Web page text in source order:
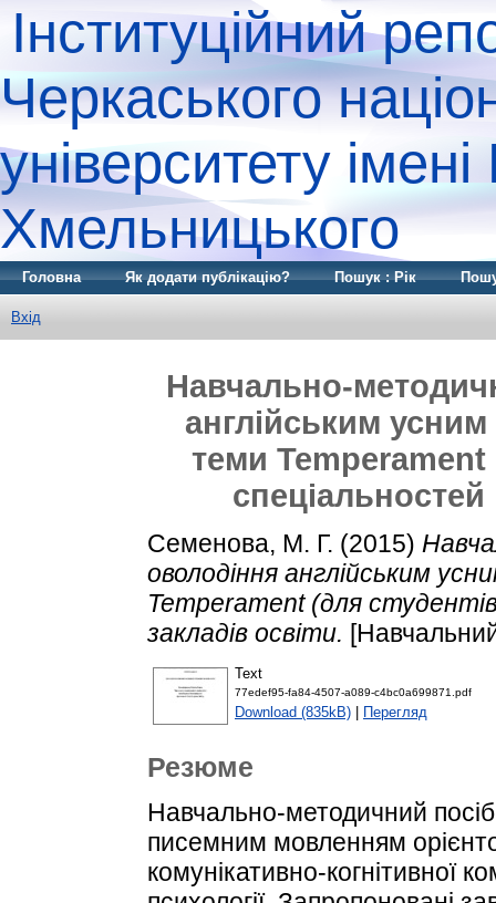
Інституційний
Черкаського
університету
Хмельницького
Головна Як додати публікацію? Пошук : Рік
Вхід
Навчально-
англійським
теми
Семенова, М. Г. (2015)
оволодіння англійським
Temperament (для
закладів освіти.
Text
77edef95-fa84-4507-a089-c4bc0a699871.pdf
Download (835kB) Перегляд
Резюме
Навчально-методичний
писемним мовленням
комунікативно-когнітивної